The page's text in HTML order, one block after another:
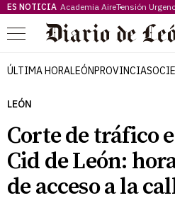
ES NOTICIA Academia AireTensión
Menú
ÚLTIMA HORALEÓNPROVINCIA
LEÓN
Corte de tráfico
Cid de León:
de acceso a la